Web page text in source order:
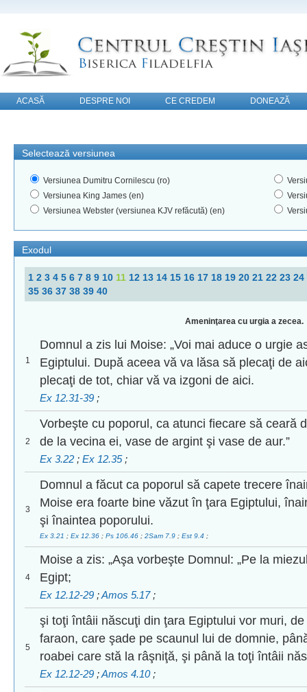
ACASĂ DESPRE NOI CE CREDEM
DONEAZĂ
Selectează versiunea
Versiunea Dumitru Cornilescu (ro)
Versiunea King James (en)
Versiunea Webster (versiunea KJV refăcută) (en)
Exodul
1 2 3 4 5 6 7 8 9 10 11 12 13 14 15 16 17 18 19 20 21 22 23 24
35 36 37 38 39 40
1
Ameninţarea cu urgia a zecea.
Domnul a zis lui Moise: „Voi mai aduce o urgie
Egiptului. După aceea vă va lăsa să plecaţi de
plecaţi de tot, chiar vă va izgoni de aici.
Ex 12.31-39 ;
2
Vorbeşte cu poporul, ca atunci fiecare să ceară
de la vecina ei, vase de argint şi vase de aur.”
Ex 3.22 ; Ex 12.35 ;
3
Domnul a făcut ca poporul să capete trecere
Moise era foarte bine văzut în ţara Egiptului,
şi înaintea poporului.
Ex 3.21 ; Ex 12.36 ; Ps 106.46 ; 2Sam 7.9 ; Est 9.4 ;
4
Moise a zis: „Aşa vorbeşte Domnul: „Pe la
Egipt;
Ex 12.12-29 ;Amos 5.17 ;
5
şi toţi întâii născuţi din ţara Egiptului vor muri,
faraon, care şade pe scaunul lui de domnie,
roabei care stă la râşniţă, şi până la toţi întâii
Ex 12.12-29 ;Amos 4.10 ;